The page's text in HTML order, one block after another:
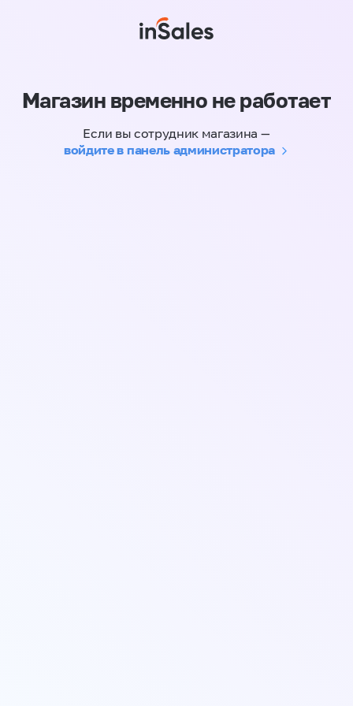
Магазин временно не работает
Если вы сотрудник магазина —
войдите в панель администратора